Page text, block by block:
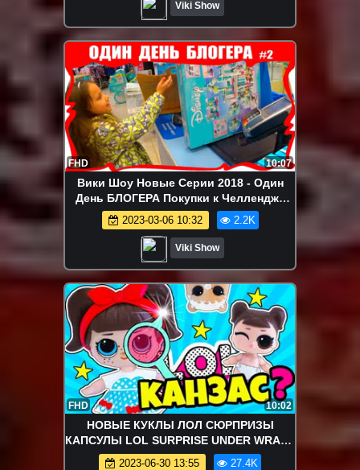
Viki Show
FHD 10:07
Вики Шоу Новые Серии 2018 - Один
День БЛОГЕРА Покупки к Челленджу
Мамина Работа Выбираем Подарок На
День Рождения / Вики Шоу
2023-03-06 10:32 2.2K
Viki Show
FHD 10:02
НОВЫЕ КУКЛЫ ЛОЛ СЮРПРИЗЫ
КАПСУЛЫ LOL SURPRISE UNDER WRAPS
4 СЕРИЯ! МУЛЬТИК! МАСТЕР-КЛАСС
2023-06-30 13:55 27.4K